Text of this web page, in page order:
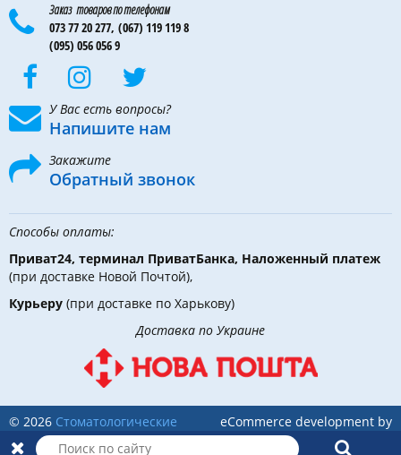
Заказ товаров по телефонам
073 77 20 277, (067) 119 119 8
(095) 056 056 9
У Вас есть вопросы?
Напишите нам
Закажите
Обратный звонок
Способы оплаты:
Приват24, терминал ПриватБанка, Наложенный платеж
(при доставке Новой Почтой),
Курьеру (при доставке по Харькову)
Доставка по Украине
© 2026 Стоматологические
инструменты, материалы и
оборудование в DLX
eCommerce development by